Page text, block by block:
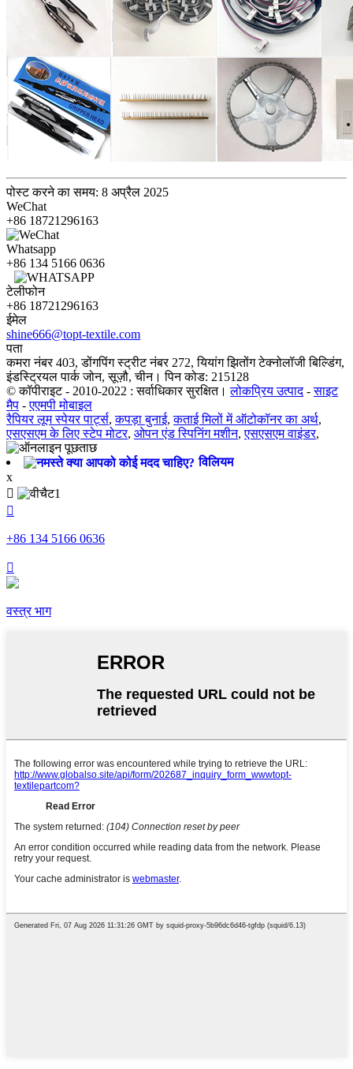
पोस्ट करने का समय: 8 अप्रैल 2025
WeChat
+86 18721296163
Whatsapp
+86 134 5166 0636
टेलीफोन
+86 18721296163
ईमेल
shine666@topt-textile.com
पता
कमरा नंबर 403, डोंगपिंग स्ट्रीट नंबर 272, यियांग झितोंग टेक्नोलॉजी बिल्डिंग,
इंडस्ट्रियल पार्क जोन, सूज़ौ, चीन। पिन कोड: 215128
© कॉपीराइट - 2010-2022 : सर्वाधिकार सुरक्षित। लोकप्रिय उत्पाद-साइट
मैप -एएमपी मोबाइल
रैपियर लूम स्पेयर पार्ट्स,कपड़ा बुनाई,कताई मिलों में ऑटोकॉनर का अर्थ,
एसएसएम के लिए स्टेप मोटर, ओपन एंड स्पिनिंग मशीन,एसएसएम वाइंडर,
विलियम
x


+86 134 5166 0636

वस्त्र भाग